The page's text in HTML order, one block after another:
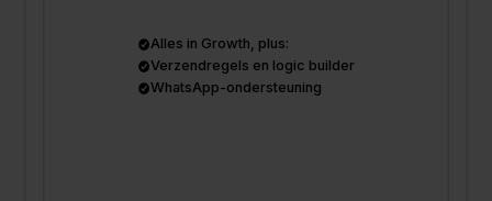
Alles in Growth, plus:
Verzendregels en logic builder
WhatsApp-ondersteuning